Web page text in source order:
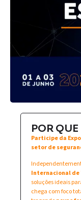
POR
Participe da
setor de
Internacional de
soluções ideais
chega com foco